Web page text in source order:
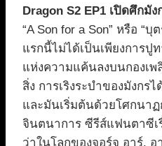
Dragon S2 EP1 เปิดศึกมัง
“A Son for a Son” หรือ “
แรกนี้ไม่ได้เป็นเพียงการปู
แห่งความแค้นลงบนกองเพ
สิ่ง การเริงระบำของมังกร
และมันเริ่มต้นด้วยโศกนา
จินตนาการ ซีรีส์แฟนตาซีเ
ว่าในโลกของจอร์จ อาร์.